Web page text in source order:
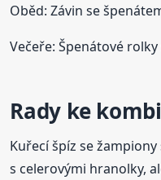
Oběd: Závin se
Večeře: Špenátové
Rady ke
Kuřecí špíz se
s celerovými hranolky,